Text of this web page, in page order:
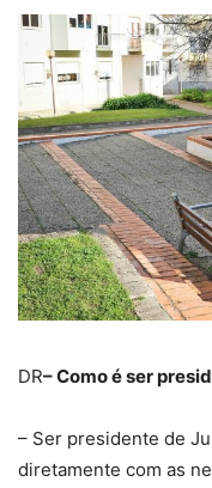
DR– Como é ser
– Ser presidente de
diretamente com as